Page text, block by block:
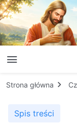
Strona główna
Spis treści